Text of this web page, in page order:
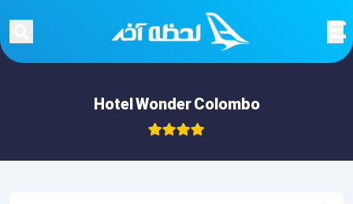
Hotel Wonder Colombo